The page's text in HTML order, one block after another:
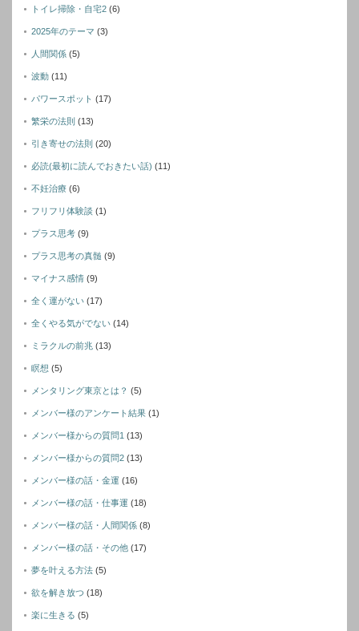
トイレ掃除・自宅2 (6)
2025年のテーマ (3)
人間関係 (5)
波動 (11)
パワースポット (17)
繁栄の法則 (13)
引き寄せの法則 (20)
必読(最初に読んでおきたい話) (11)
不妊治療 (6)
フリフリ体験談 (1)
プラス思考 (9)
プラス思考の真髄 (9)
マイナス感情 (9)
全く運がない (17)
全くやる気がでない (14)
ミラクルの前兆 (13)
瞑想 (5)
メンタリング東京とは？ (5)
メンバー様のアンケート結果 (1)
メンバー様からの質問1 (13)
メンバー様からの質問2 (13)
メンバー様の話・金運 (16)
メンバー様の話・仕事運 (18)
メンバー様の話・人間関係 (8)
メンバー様の話・その他 (17)
夢を叶える方法 (5)
欲を解き放つ (18)
楽に生きる (5)